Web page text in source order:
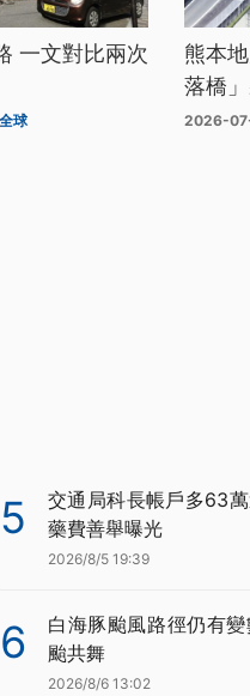
一文對比兩次
全球
熊本
落橋
2026-
5
交通局科長帳戶多63
藥費善舉曝光
2026/8/5 19:39
6
白海豚颱風路徑仍有
颱共舞
2026/8/6 13:02